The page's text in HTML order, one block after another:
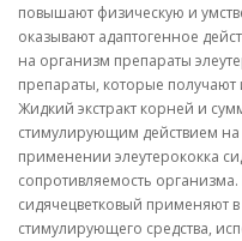
повышают физическую и
оказывают адаптогенное
на организм препараты
препараты, которые получают
Жидкий экстракт корней и
стимулирующим действием
применении элеутерококка
сопротивляемость
сидячецветковый применяют
стимулирующего средства,